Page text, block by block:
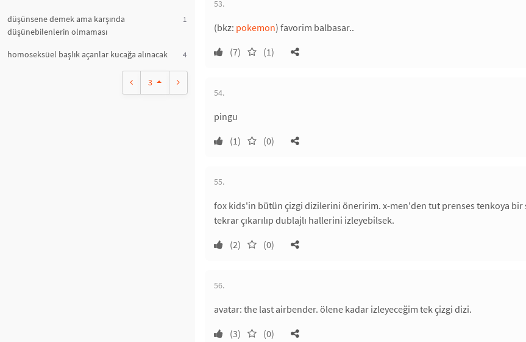
düşünsene demek ama karşında
düşünebilenlerin olmaması
1
homoseksüel başlık açanlar kucağa alınacak 4
3
53.
(bkz: pokemon) favorim balbasar..
(7)
(1)
54.
pingu
(1)
(0)
55.
fox kids'in bütün çizgi dizilerini öneririm. x-men'den tut prenses tenkoya bir
tekrar çıkarılıp dublajlı hallerini izleyebilsek.
(2)
(0)
56.
avatar: the last airbender. ölene kadar izleyeceğim tek çizgi dizi.
(3)
(0)